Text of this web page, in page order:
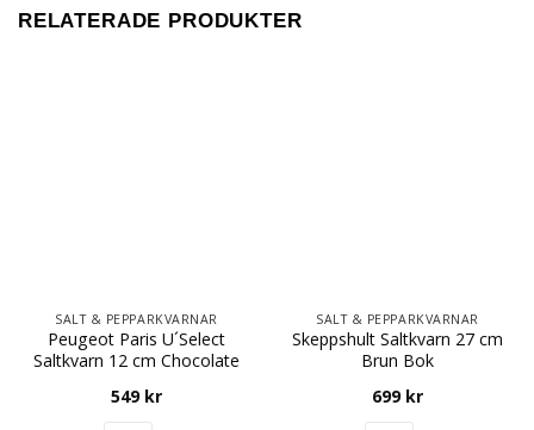
RELATERADE PRODUKTER
SALT & PEPPARKVARNAR
Peugeot Paris U´Select
Saltkvarn 12 cm Chocolate
549 kr
SALT & PEPPARKVARNAR
Skeppshult Saltkvarn 27 cm
Brun Bok
699 kr